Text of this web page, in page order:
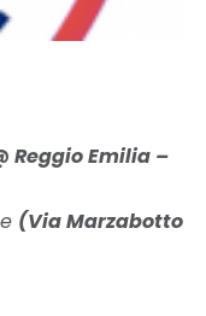
Reggio Emilia –
(Via Marzabotto